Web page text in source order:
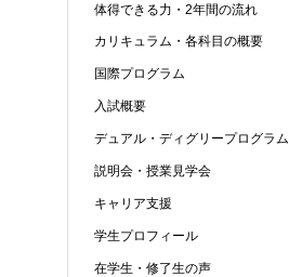
体得できる力・2年間の流れ
カリキュラム・各科目の概要
国際プログラム
入試概要
デュアル・ディグリープログラム
説明会・授業見学会
キャリア支援
学生プロフィール
在学生・修了生の声